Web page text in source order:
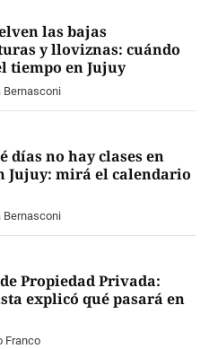
las bajas
y lloviznas: cuándo
tiempo en Jujuy
Bernasconi
días no hay clases en
Jujuy: mirá el calendario
Bernasconi
Propiedad Privada:
explicó qué pasará en
Franco